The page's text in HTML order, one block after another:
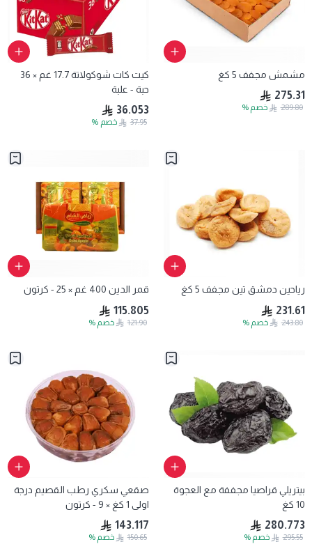
مشمش مجفف 5 كغ
275.31
289.80 خصم %
كيت كات شوكولاتة 17.7 غم × 36
حبة - علبة
36.053
37.95 خصم %
رياحين دمشق تين مجفف 5 كغ
231.61
243.80 خصم %
قمر الدين 400 غم × 25 - كرتون
115.805
121.90 خصم %
بيتريلي قراصيا مجففة مع العجوة
10 كغ
280.773
295.55 خصم %
صقعي سكري رطب القصيم درجة
اولى 1 كغ × 9 - كرتون
143.117
150.65 خصم %